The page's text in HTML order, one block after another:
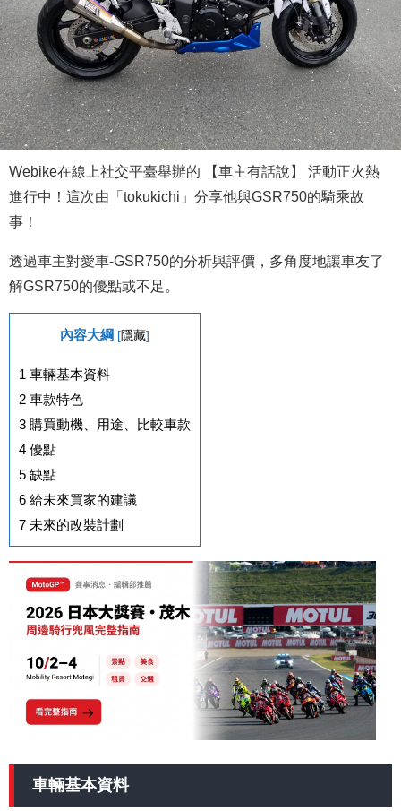
Webike在線上社交平臺舉辦的 【車主有話說】 活動正火熱
進行中！這次由「tokukichi」分享他與GSR750的騎乘故
事！
透過車主對愛車-GSR750的分析與評價，多角度地讓車友了
解GSR750的優點或不足。
內容大綱 [隱藏]
1 車輛基本資料
2 車款特色
3 購買動機、用途、比較車款
4 優點
5 缺點
6 給未來買家的建議
7 未來的改裝計劃
車輛基本資料